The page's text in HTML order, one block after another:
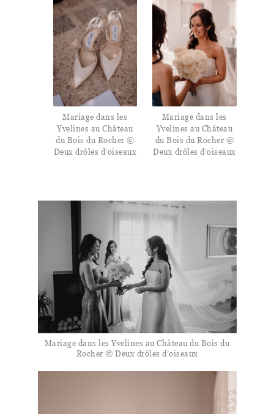
Mariage dans les
Yvelines au Château
du Bois du Rocher ©
Deux drôles d’oiseaux
Mariage dans les
Yvelines au Château
du Bois du Rocher ©
Deux drôles d’oiseaux
Mariage dans les Yvelines au Château du Bois du
Rocher © Deux drôles d’oiseaux